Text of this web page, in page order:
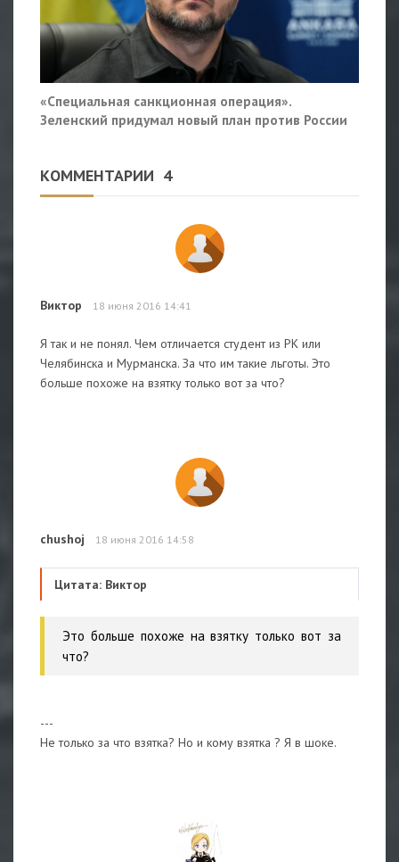
«Специальная санкционная операция».
Зеленский придумал новый план против России
КОММЕНТАРИИ 4
Виктор 18 июня 2016 14:41
Я так и не понял. Чем отличается студент из РК или
Челябинска и Мурманска. За что им такие льготы. Это
больше похоже на взятку только вот за что?
chushoj 18 июня 2016 14:58
Цитата: Виктор
Это больше похоже на взятку только вот за
что?
---
Не только за что взятка? Но и кому взятка ? Я в шоке.